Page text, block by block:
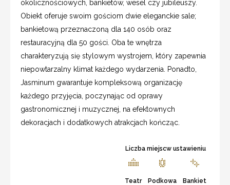
okolicznościowych, bankietów, wesel czy jubileuszy.
Obiekt oferuje swoim gościom dwie eleganckie sale;
bankietową przeznaczoną dla 140 osób oraz
restauracyjną dla 50 gości. Oba te wnętrza
charakteryzują się stylowym wystrojem, który zapewnia
niepowtarzalny klimat każdego wydarzenia. Ponadto,
Jasminum gwarantuje kompleksową organizację
każdego przyjęcia, poczynając od oprawy
gastronomicznej i muzycznej, na efektownych
dekoracjach i dodatkowych atrakcjach kończąc.
Liczba miejscw ustawieniu
Teatr Podkowa Bankiet